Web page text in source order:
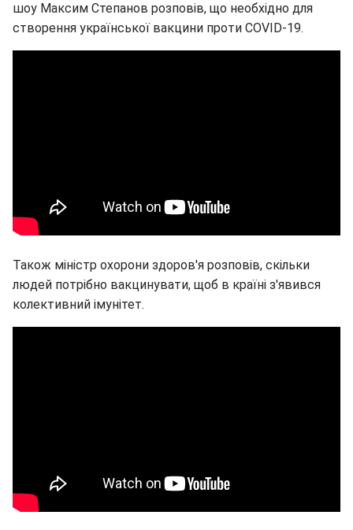
шоу Максим Степанов розповів, що необхідно для
створення української вакцини проти COVID-19.
Також міністр охорони здоров'я розповів, скільки
людей потрібно вакцинувати, щоб в країні з'явився
колективний імунітет.